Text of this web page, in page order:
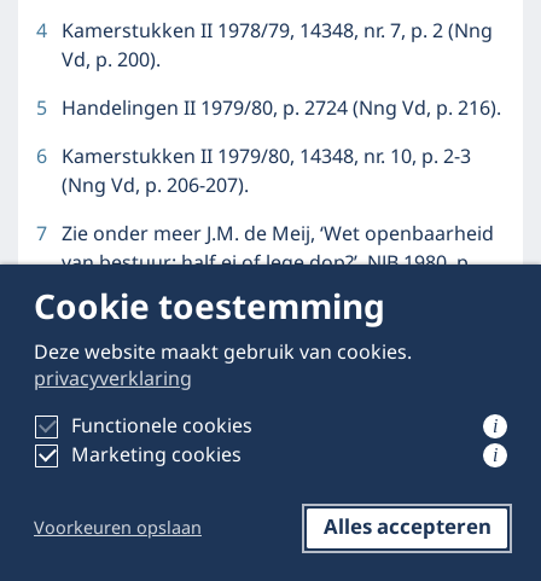
Opslaan Delen op LinkedIn
4 Kamerstukken II 1978/79, 14348, nr. 7, p. 2 (Nng
Vd, p. 200).
5 Handelingen II 1979/80, p. 2724 (Nng Vd, p. 216).
6 Kamerstukken II 1979/80, 14348, nr. 10, p. 2-3
(Nng Vd, p. 206-207).
7 Zie onder meer J.M. de Meij, ‘Wet openbaarheid
van bestuur: half ei of lege dop?’, NJB 1980, p.
420.
8 Handelingen II 1979/80, p. 2093 (Nng Vd, p. 211).
9 Rapport Grondrechten in het digitale tijdperk,
Kamerstukken II 2000/01, 27460, nr. 1, bijlage 1,
p. 188-189.
gepubliceerd).
Cookie toestemming
Deze website maakt gebruik van cookies.
privacyverklaring
Functionele cookies
i
Marketing cookies i
Voorkeuren opslaan Alles accepteren